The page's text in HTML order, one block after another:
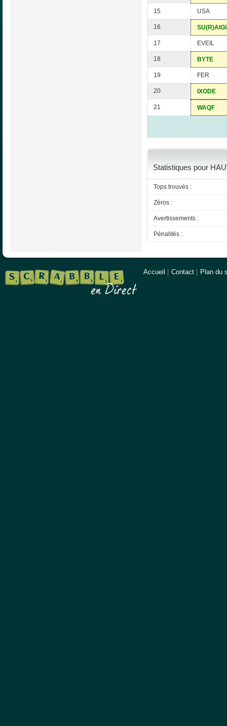
15 USA
16
17 EVEIL
18 BYTE
19 FER
20 IXODE
21 WAQF
Statistiques pour
Tops trouvés :
Zéros :
Avertissements :
Pénalités :
Accueil Contact Plan du